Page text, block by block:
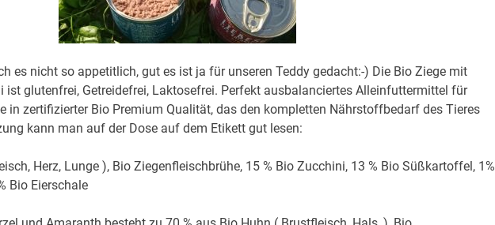
es nicht so appetitlich, gut es ist ja für unseren Teddy gedacht:-) Die Bio Ziege mit
glutenfrei, Getreidefrei, Laktosefrei. Perfekt ausbalanciertes Alleinfuttermittel für
in zertifizierter Bio Premium Qualität, das den kompletten Nährstoffbedarf des Tieres
kann man auf der Dose auf dem Etikett gut lesen:
Herz, Lunge ), Bio Ziegenfleischbrühe, 15 % Bio Zucchini, 13 % Bio Süßkartoffel, 1%
Bio Eierschale